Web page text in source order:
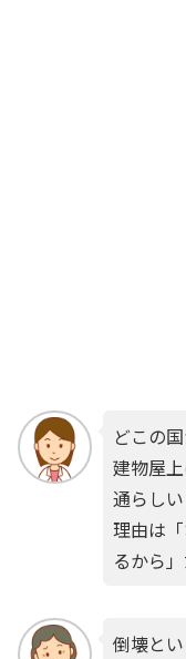
どこの
建物屋
通らしい
理由は
るから
倒壊と